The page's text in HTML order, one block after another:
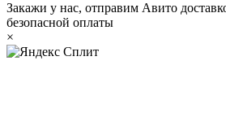
Закажи у нас, отправим Авито
безопасной оплаты
×